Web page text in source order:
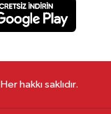
hakkı saklıdır.